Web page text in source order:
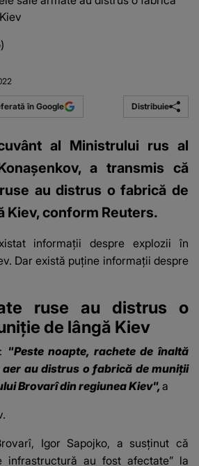
în Google Distribuie
al Ministrului rus al
a transmis că
au distrus o fabrică de
Kiev, conform Reuters.
informaţii despreexplozii în
. Dar există puţine informaţii despre
ruse au distrus o
de lângă Kiev
"Peste noapte, rachete de înaltă
au distrus o fabrică de muniţii
Brovarî din regiunea Kiev", a
Igor Sapojko, a susţinut că
infrastructură au fost afectate” la